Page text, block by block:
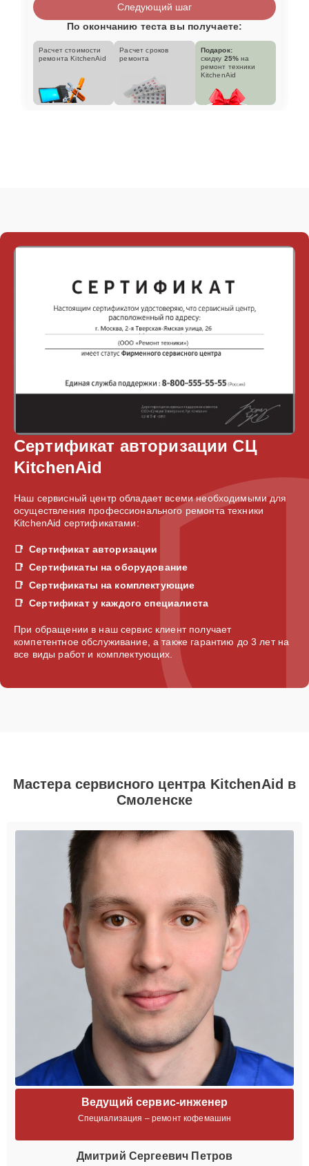
Следующий шаг
По окончанию теста вы получаете:
Расчет стоимости
ремонта KitchenAid
Расчет сроков
ремонта
Подарок:
скидку 25% на
ремонт техники
KitchenAid
Сертификат авторизации СЦ
KitchenAid
Наш сервисный центр обладает всеми необходимыми для
осуществления профессионального ремонта техники
KitchenAid сертификатами:
Сертификат авторизации
Сертификаты на оборудование
Сертификаты на комплектующие
Сертификат у каждого специалиста
При обращении в наш сервис клиент получает
компетентное обслуживание, а также гарантию до 3 лет на
все виды работ и комплектующих.
Мастера сервисного центра KitchenAid в
Смоленске
Ведущий сервис-инженер
Специализация – ремонт кофемашин
Дмитрий Сергеевич Петров